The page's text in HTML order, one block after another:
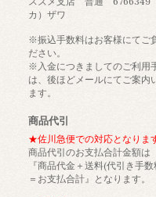
カ）ザワ
※振込手数料はお客様にてご
ださい。
※入金につきましてのご利用
は、後ほどメールにてご案内
ます。
商品代引
★佐川急便での対応となりま
商品代引のお支払合計金額は
『商品代金＋送料(代引き手
＝お支払合計』となります。